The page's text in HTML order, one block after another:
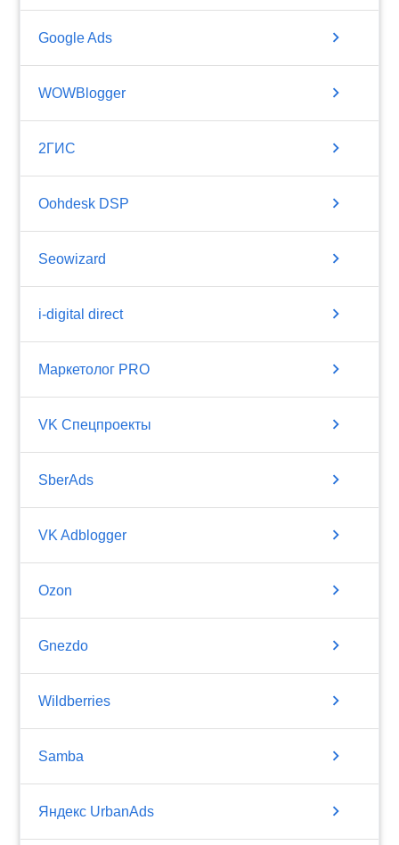
Google Ads chevron_right
WOWBlogger chevron_right
2ГИС chevron_right
Oohdesk DSP chevron_right
Seowizard chevron_right
i-digital direct chevron_right
Маркетолог PRO chevron_right
VK Спецпроекты chevron_right
SberAds chevron_right
VK Adblogger chevron_right
Ozon chevron_right
Gnezdo chevron_right
Wildberries chevron_right
Samba chevron_right
Яндекс UrbanAds chevron_right